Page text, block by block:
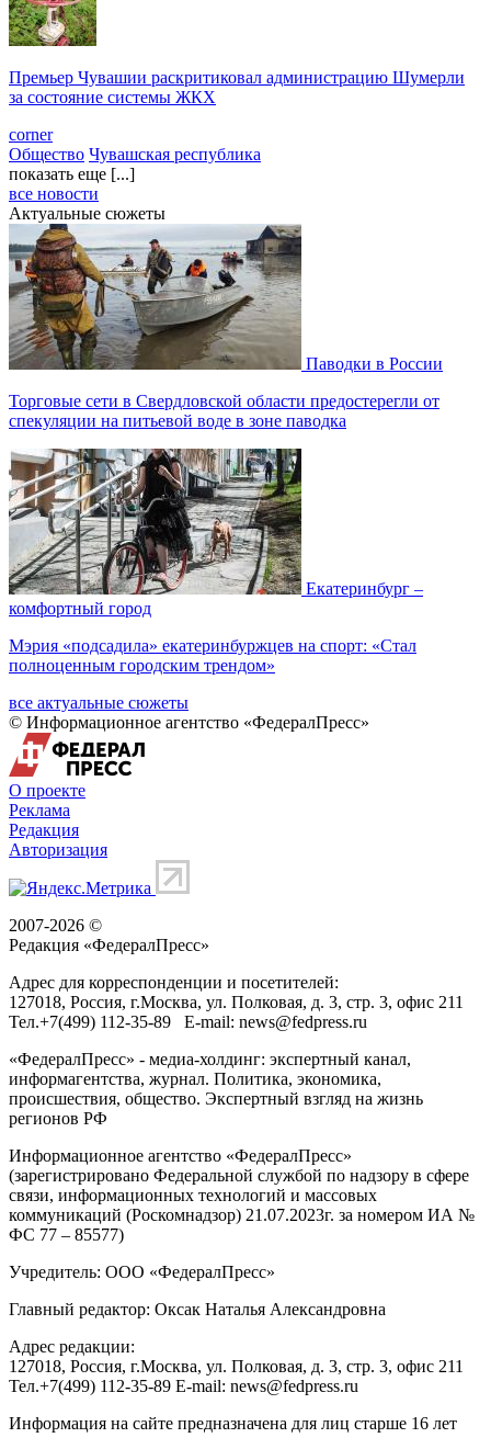
Премьер Чувашии раскритиковал администрацию Шумерли
за состояние системы ЖКХ
corner
Общество Чувашская республика
показать еще [...]
все новости
Актуальные сюжеты
Паводки в России
Торговые сети в Свердловской области предостерегли от
спекуляции на питьевой воде в зоне паводка
Екатеринбург –
комфортный город
Мэрия «подсадила» екатеринбуржцев на спорт: «Стал
полноценным городским трендом»
все актуальные сюжеты
© Информационное агентство «ФедералПресс»
О проекте
Реклама
Редакция
Авторизация
2007-2026 ©
Редакция «ФедералПресс»
Адрес для корреспонденции и посетителей:
127018, Россия, г.Москва, ул. Полковая, д. 3, стр. 3, офис 211
Тел.+7(499) 112-35-89 E-mail: news@fedpress.ru
«ФедералПресс» - медиа-холдинг: экспертный канал,
информагентства, журнал. Политика, экономика,
происшествия, общество. Экспертный взгляд на жизнь
регионов РФ
Информационное агентство «ФедералПресс»
(зарегистрировано Федеральной службой по надзору в сфере
связи, информационных технологий и массовых
коммуникаций (Роскомнадзор) 21.07.2023г. за номером ИА №
ФС 77 – 85577)
Учредитель: ООО «ФедералПресс»
Главный редактор: Оксак Наталья Александровна
Адрес редакции:
127018, Россия, г.Москва, ул. Полковая, д. 3, стр. 3, офис 211
Тел.+7(499) 112-35-89 E-mail: news@fedpress.ru
Информация на сайте предназначена для лиц старше 16 лет